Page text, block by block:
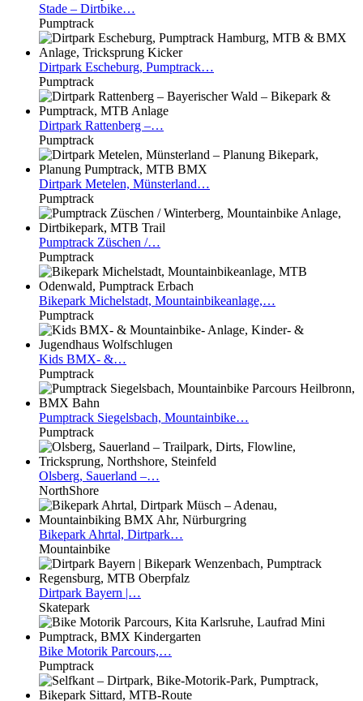
Stade – Dirtbike…
Pumptrack
Dirtpark Escheburg, Pumptrack…
Pumptrack
Dirtpark Rattenberg –…
Pumptrack
Dirtpark Metelen, Münsterland…
Pumptrack
Pumptrack Züschen /…
Pumptrack
Bikepark Michelstadt, Mountainbikeanlage,…
Pumptrack
Kids BMX- &…
Pumptrack
Pumptrack Siegelsbach, Mountainbike…
Pumptrack
Olsberg, Sauerland –…
NorthShore
Bikepark Ahrtal, Dirtpark…
Mountainbike
Dirtpark Bayern |…
Skatepark
Bike Motorik Parcours,…
Pumptrack